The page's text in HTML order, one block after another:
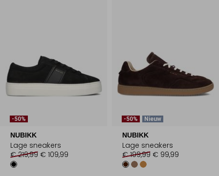
-50%
NUBIKK
Lage sneakers
€ 219,99 € 109,99
-50% Nieuw
NUBIKK
Lage sneakers
€ 199,99 € 99,99